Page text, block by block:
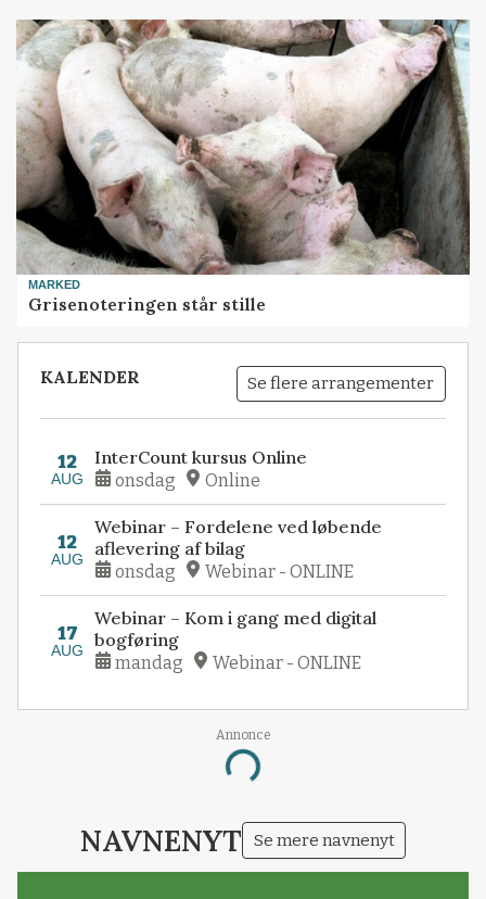
MARKED
Grisenoteringen står stille
KALENDER Se flere arrangementer
12
AUG
InterCount kursus Online
onsdag Online
12
AUG
Webinar – Fordelene ved løbende
aflevering af bilag
onsdag Webinar - ONLINE
17
AUG
Webinar – Kom i gang med digital
bogføring
mandag Webinar - ONLINE
Annonce
Loading...
NAVNENYT Se mere navnenyt